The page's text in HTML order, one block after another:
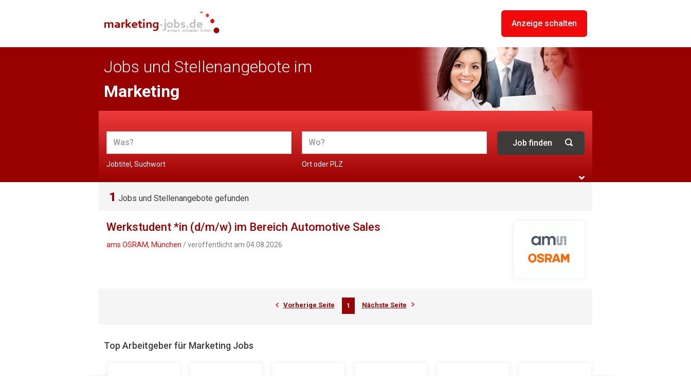
Anzeige schalten
Jobs und Stellenangebote im
Marketing
Jobtitel, Suchwort Ort oder PLZ
1 Jobs und Stellenangebote gefunden
Werkstudent *in (d/m/w) im Bereich Automotive Sales
ams OSRAM, München / veröffentlicht am 04.08.2026
Vorherige Seite 1 Nächste Seite
Top Arbeitgeber für Marketing Jobs